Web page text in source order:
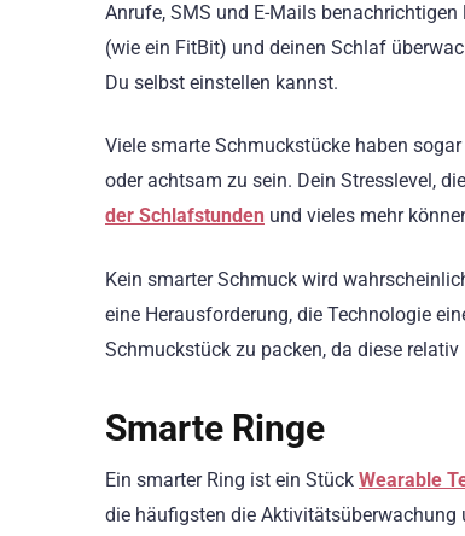
Anrufe, SMS und E-Mails
(wie ein FitBit) und deinen Schlaf
Du selbst einstellen kannst.
Viele smarte Schmuckstücke haben
oder achtsam zu sein. Dein Stresslevel,
der Schlafstunden und vieles mehr
Kein smarter Schmuck wird
eine Herausforderung, die Technologie
Schmuckstück zu packen, da diese relativ
Smarte Ringe
Ein smarter Ring ist ein Stück Wearable
die häufigsten die